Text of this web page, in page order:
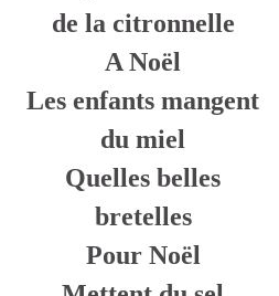
de la citronnelle
A Noël
Les enfants mangent
du miel
Quelles belles
bretelles
Pour Noël